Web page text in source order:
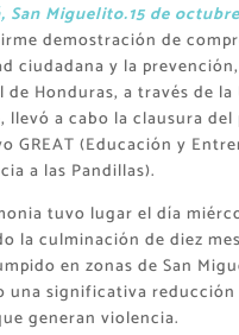
San Miguelito.15 de
demostración de
ciudadana y la
de Honduras, a través de la
llevó a cabo la clausura del
GREAT (Educación y
a las Pandillas).
tuvo lugar el día
la culminación de diez
en zonas de San
una significativa
generan violencia.